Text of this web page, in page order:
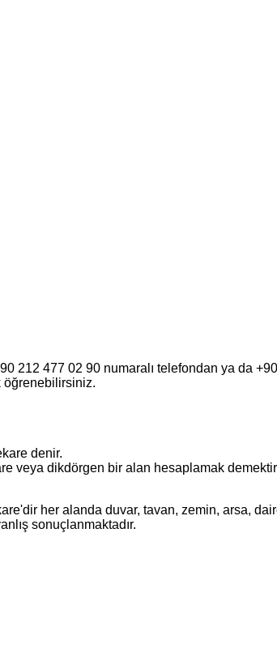
212 477 02 90 numaralı telefondan ya da
öğrenebilirsiniz.
denir.
veya dikdörgen bir alan hesaplamak
her alanda duvar, tavan, zemin, arsa,
sonuçlanmaktadır.